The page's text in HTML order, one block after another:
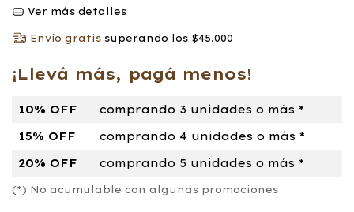
Ver más detalles
Envío gratis superando los $45.000
¡Llevá más, pagá menos!
10% OFF
comprando 3 unidades o más *
15% OFF
comprando 4 unidades o más *
20% OFF
comprando 5 unidades o más *
(*) No acumulable con algunas promociones